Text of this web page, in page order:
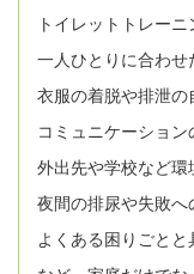
トイレットトレー
一人ひとりに合わ
衣服の着脱や排泄の
コミュニケーショ
外出先や学校など
夜間の排尿や失敗へ
よくある困りごと